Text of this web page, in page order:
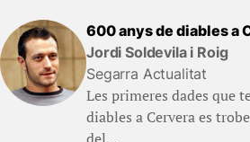
600 anys de diables a
Jordi Soldevila i Roig
Segarra Actualitat
Les primeres dades que
diables a Cervera es